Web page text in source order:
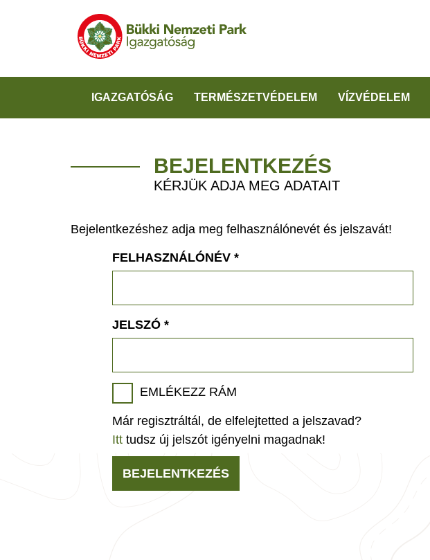
IGAZGATÓSÁG TERMÉSZETVÉDELEM VÍZVÉDELEM
BEJELENTKEZÉS
KÉRJÜK ADJA MEG ADATAIT
Bejelentkezéshez adja meg felhasználónevét és jelszavát!
FELHASZNÁLÓNÉV *
JELSZÓ *
EMLÉKEZZ RÁM
Már regisztráltál, de elfelejtetted a jelszavad?
Itt tudsz új jelszót igényelni magadnak!
BEJELENTKEZÉS